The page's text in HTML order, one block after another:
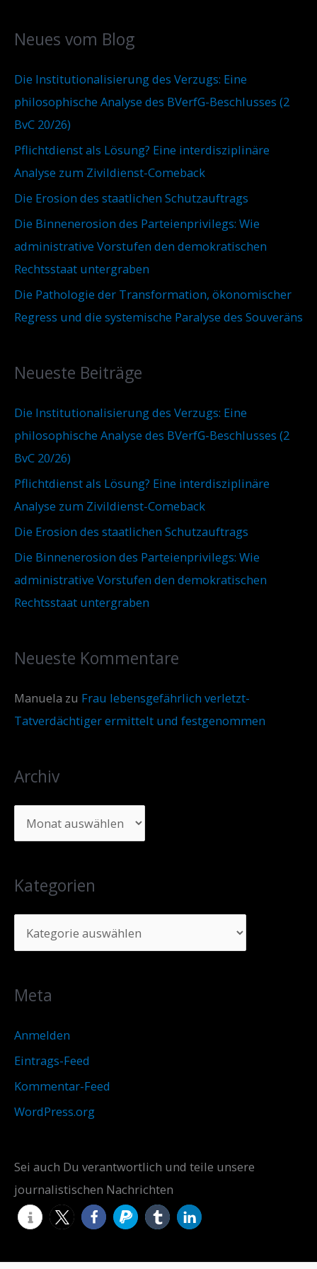
n
a
c
h
:
Neues vom Blog
Die Institutionalisierung des Verzugs: Eine
philosophische Analyse des BVerfG-Beschlusses (2
BvC 20/26)
Pflichtdienst als Lösung? Eine interdisziplinäre
Analyse zum Zivildienst-Comeback
Die Erosion des staatlichen Schutzauftrags
Die Binnenerosion des Parteienprivilegs: Wie
administrative Vorstufen den demokratischen
Rechtsstaat untergraben
Die Pathologie der Transformation, ökonomischer
Regress und die systemische Paralyse des Souveräns
Neueste Beiträge
Die Institutionalisierung des Verzugs: Eine
philosophische Analyse des BVerfG-Beschlusses (2
BvC 20/26)
Pflichtdienst als Lösung? Eine interdisziplinäre
Analyse zum Zivildienst-Comeback
Die Erosion des staatlichen Schutzauftrags
Die Binnenerosion des Parteienprivilegs: Wie
administrative Vorstufen den demokratischen
Rechtsstaat untergraben
Neueste Kommentare
Manuela zu Frau lebensgefährlich verletzt-
Tatverdächtiger ermittelt und festgenommen
Archiv
Kategorien
r
i
n
Meta
Anmelden
Eintrags-Feed
Kommentar-Feed
WordPress.org
Sei auch Du verantwortlich und teile unsere
journalistischen Nachrichten